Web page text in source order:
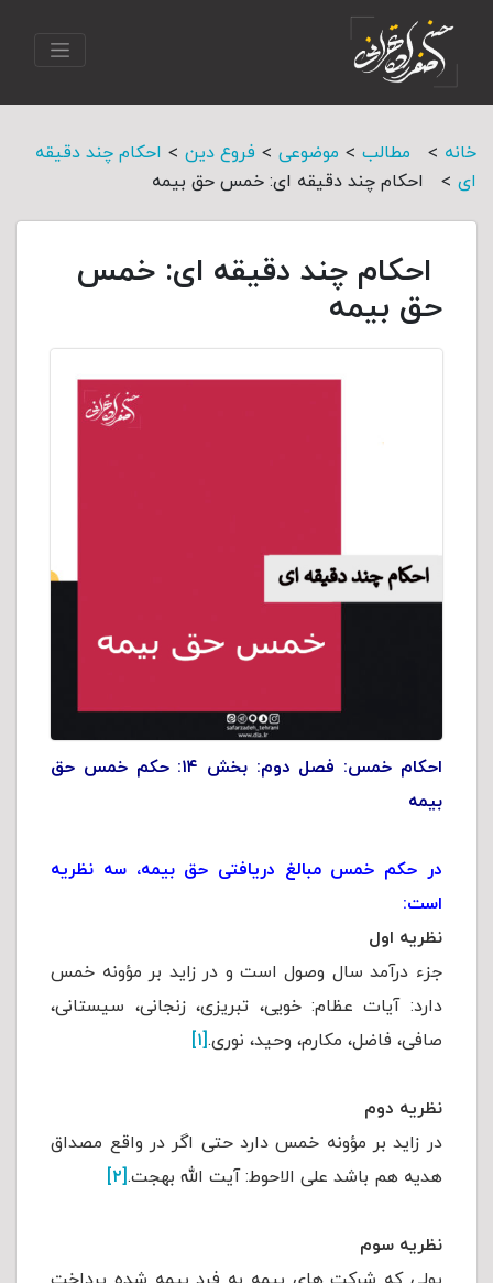
خانه > مطالب > موضوعی > فروع دین > احکام چند دقیقه
ای > احکام چند دقیقه ای: خمس حق بیمه
احکام چند دقیقه ای: خمس
حق بیمه
احکام خمس: فصل دوم: بخش ۱۴: حکم خمس حق
بیمه
در حکم خمس مبالغ دریافتی حق بیمه، سه نظریه
است:
نظریه اول
جزء درآمد سال وصول است و در زاید بر مؤونه خمس
دارد: آیات عظام: خویی، تبریزی، زنجانی، سیستانی،
صافی، فاضل، مکارم، وحید، نوری.[۱]
نظریه دوم
در زاید بر مؤونه خمس دارد حتی اگر در واقع مصداق
هدیه هم باشد علی الاحوط: آیت الله بهجت.[۲]
نظریه سوم